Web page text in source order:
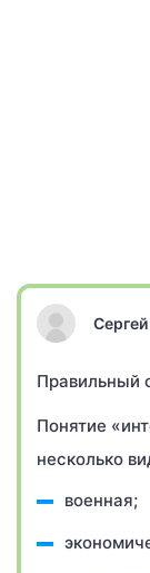
Правильный
Понятие
несколько
военная;